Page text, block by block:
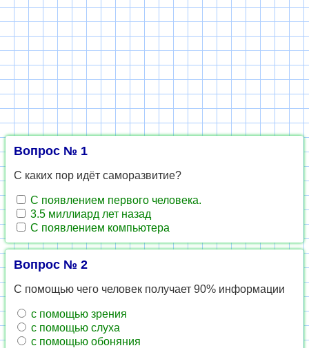
Вопрос № 1
С каких пор идёт саморазвитие?
С появлением первого человека.
3.5 миллиард лет назад
С появлением компьютера
Вопрос № 2
С помощью чего человек получает 90% информации
с помощью зрения
с помощью слуха
с помощью обоняния